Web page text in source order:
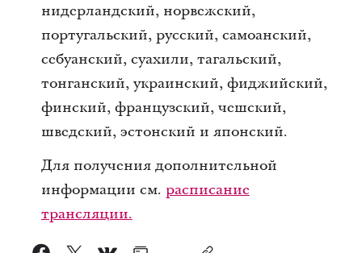
нидерландский, норвежский,
португальский, русский, самоанский,
себуанский, суахили, тагальский,
тонганский, украинский, фиджийский,
финский, французский, чешский,
шведский, эстонский и японский.
Для получения дополнительной
информации см.расписание
трансляции.